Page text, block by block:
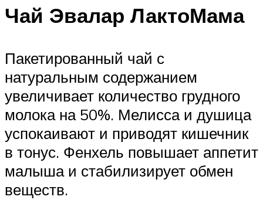
Чай Эвалар ЛактоМама
Пакетированный чай с
натуральным содержанием
увеличивает количество грудного
молока на 50%. Мелисса и душица
успокаивают и приводят кишечник
в тонус. Фенхель повышает аппетит
малыша и стабилизирует обмен
веществ.